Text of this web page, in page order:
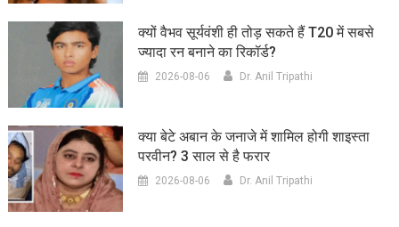
क्यों वैभव सूर्यवंशी ही तोड़ सकते हैं T20 में सबसे
ज्यादा रन बनाने का रिकॉर्ड?
2026-08-06 Dr. Anil Tripathi
क्या बेटे अबान के जनाजे में शामिल होगी शाइस्ता
परवीन? 3 साल से है फरार
2026-08-06 Dr. Anil Tripathi